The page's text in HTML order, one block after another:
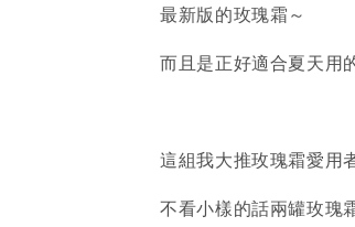
最新版的玫瑰霜～
而且是正好適合夏天用
這組我大推玫瑰霜愛用
不看小樣的話兩罐玫瑰